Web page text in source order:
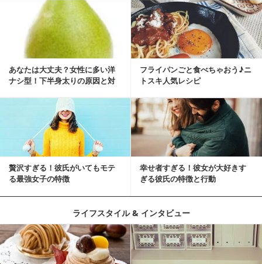
あなたは大丈夫？女性に多い洋
ナシ型！下半身太りの原因と対
フライパンごと食べちゃおう♪ニ
トスキ人気レシピ
贅沢すぎる！彼氏がいてもモテ
る最強女子の特徴
幸せ者すぎる！彼女が大好きす
ぎる彼氏の特徴と行動
ライフスタイル & インタビュー